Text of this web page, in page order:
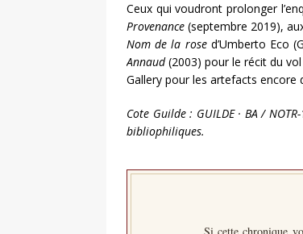
Ceux qui voudront prolonger
Provenance (septembre 2019),
Nom de la rosed’Umberto Eco
Annaud(2003) pour le récit du
Gallery pour les artefacts encore
Cote Guilde : GUILDE · BA /
bibliophiliques.
Si cette chronique